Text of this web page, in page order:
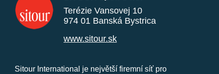
Terézie Vansovej 10
974 01 Banská Bystrica
www.sitour.sk
Sitour International je největší firemní síť pro